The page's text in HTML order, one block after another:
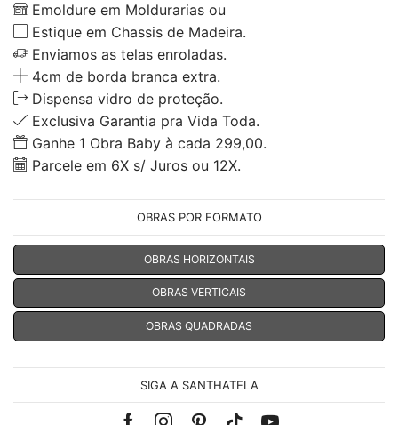
Emoldure em Moldurarias ou
Estique em Chassis de Madeira.
Enviamos as telas enroladas.
4cm de borda branca extra.
Dispensa vidro de proteção.
Exclusiva Garantia pra Vida Toda.
Ganhe 1 Obra Baby à cada 299,00.
Parcele em 6X s/ Juros ou 12X.
OBRAS POR FORMATO
OBRAS HORIZONTAIS
OBRAS VERTICAIS
OBRAS QUADRADAS
SIGA A SANTHATELA